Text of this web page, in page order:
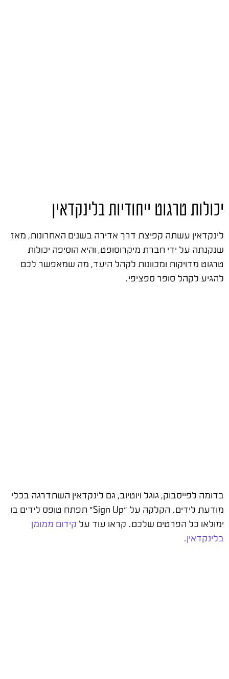
יכולות טרגוט ייחודיות בלינקדאין
לינקדאין עשתה קפיצת דרך אדירה בשנים האחרונות, מאז
שנקנתה על ידי חברת מיקרוסופט, והיא הוסיפה יכולות
טרגוט מדויקות ומכוונות לקהל היעד, מה שמאפשר לכם
להגיע לקהל סופר ספציפי.
בדומה לפייסבוק, גוגל ויוטיוב, גם לינקדאין השתדרגה בכלי
מודעת לידים. הקלקה על "Sign Up" תפתח טופס לידים בו
ימולאו כל הפרטים שלכם. קראו עוד על קידום ממומן
בלינקדאין.